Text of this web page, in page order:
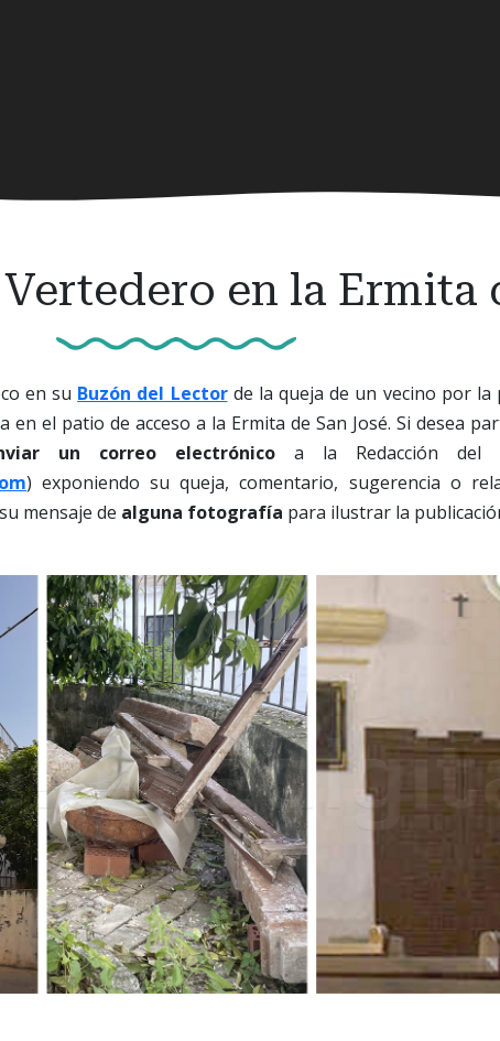
en la Ermita
en su Buzón del Lectorde la queja de un vecino por la
en el patio de acceso a la Ermita de San José. Si desea
un correo electrónico a la Redacción del
) exponiendo su queja, comentario, sugerencia o
mensaje de alguna fotografía para ilustrar la